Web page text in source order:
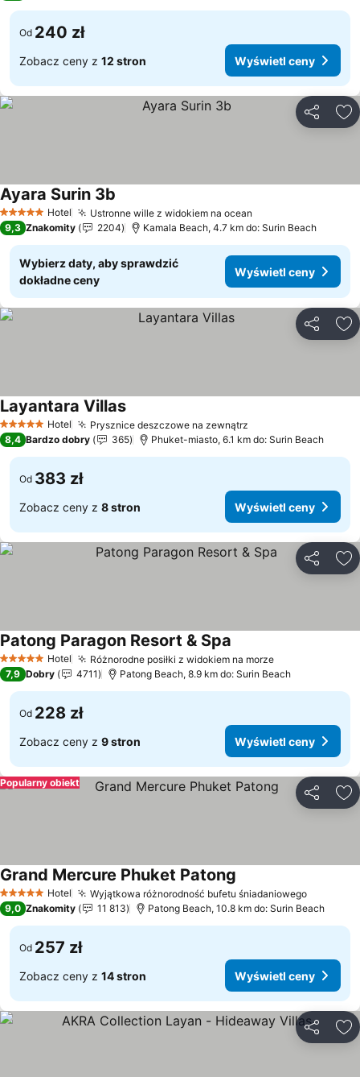
Od 240 zł
Zobacz ceny z 12 stron Wyświetl ceny
5 KategoriaHotel Ustronne wille z widokiem na ocean
Ayara Surin 3b
9,3 Znakomity 2204 Kamala Beach, 4.7 km do: Surin Beach
Wybierz daty, aby sprawdzić
dokładne ceny
Wyświetl ceny
5 KategoriaHotel Prysznice deszczowe na zewnątrz
Layantara VillasWyświetl ceny
8,4 Bardzo dobry 365 Phuket-miasto, 6.1 km do: Surin Beach
Od 383 zł
Zobacz ceny z 8 stron Wyświetl ceny
5 KategoriaHotel Różnorodne posiłki z widokiem na morzeWyświetl ceny
Patong Paragon Resort & Spa
7,9 Dobry 4711 Patong Beach, 8.9 km do: Surin Beach
Od 228 zł
Zobacz ceny z 9 stron Wyświetl ceny
Popularny obiekt
5 KategoriaHotel Wyjątkowa różnorodność bufetu śniadaniowego
Grand Mercure Phuket Patong
9,0 Znakomity 11 813 Patong Beach, 10.8 km do: Surin Beach
Od 257 zł
Zobacz ceny z 14 stron Wyświetl ceny